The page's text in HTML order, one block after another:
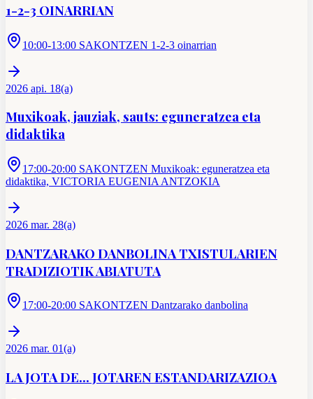
1-2-3 OINARRIAN
10:00-13:00 SAKONTZEN 1-2-3 oinarrian
2026 api. 18(a)
Muxikoak, jauziak, sauts: eguneratzea eta
didaktika
17:00-20:00 SAKONTZEN Muxikoak: eguneratzea eta
didaktika, VICTORIA EUGENIA ANTZOKIA
2026 mar. 28(a)
DANTZARAKO DANBOLINA TXISTULARIEN
TRADIZIOTIK ABIATUTA
17:00-20:00 SAKONTZEN Dantzarako danbolina
2026 mar. 01(a)
LA JOTA DE... JOTAREN ESTANDARIZAZIOA